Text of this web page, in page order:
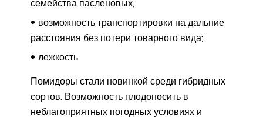
семейства пасленовых;
возможность транспортировки на дальние
расстояния без потери товарного вида;
лежкость.
Помидоры стали новинкой среди гибридных
сортов. Возможность плодоносить в
неблагоприятных погодных условиях и